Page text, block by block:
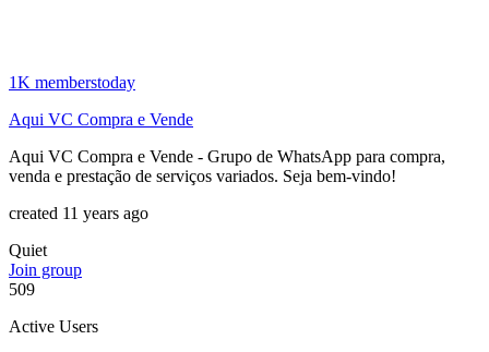
1K memberstoday
Aqui VC Compra e Vende
Aqui VC Compra e Vende - Grupo de WhatsApp para compra,
venda e prestação de serviços variados. Seja bem-vindo!
created 11 years ago
Quiet
Join group
509
Active Users